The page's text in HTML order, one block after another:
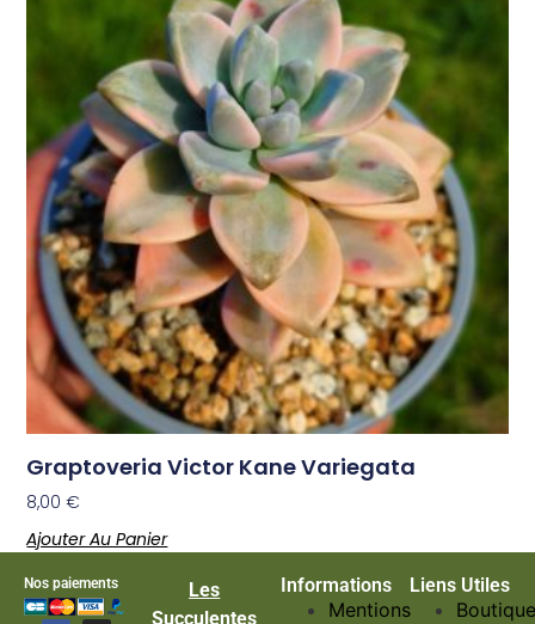
Graptoveria Victor Kane Variegata
8,00€
Ajouter Au Panier
Nos paiements
Les
Succulentes
Informations
Mentions
Liens Utiles